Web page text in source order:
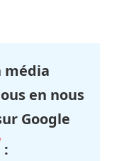
média
en nous
Google
: